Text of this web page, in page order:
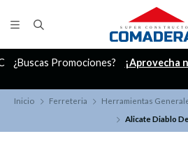
¿Buscas Promociones? ¡Aprovecha
Inicio Ferreteria Herramientas
Alicate Diablo